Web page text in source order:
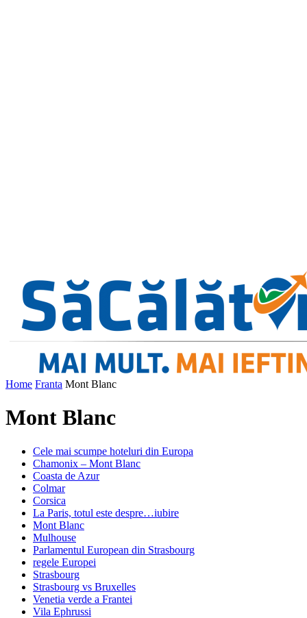
Home Franta Mont Blanc
Mont Blanc
Cele mai scumpe hoteluri din Europa
Chamonix – Mont Blanc
Coasta de Azur
Colmar
Corsica
La Paris, totul este despre…iubire
Mont Blanc
Mulhouse
Parlamentul European din Strasbourg
regele Europei
Strasbourg
Strasbourg vs Bruxelles
Venetia verde a Frantei
Vila Ephrussi